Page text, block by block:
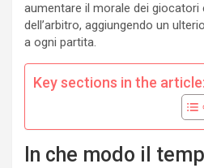
aumentare il morale dei giocatori
dell’arbitro, aggiungendo un
a ogni partita.
Key sections in the article:
In che modo il